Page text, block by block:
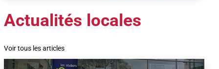
Actualités locales
Voir tous les articles